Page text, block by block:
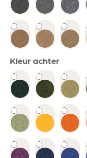
Kleur achter